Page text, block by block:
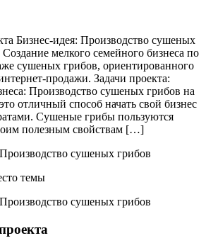
Бизнес-идея: Производство сушеных
мелкого семейного бизнеса по
сушеных грибов, ориентированного
продажи. Задачи проекта:
Производство сушеных грибов на
отличный способ начать свой бизнес
Сушеные грибы пользуются
полезным свойствам […]
темы